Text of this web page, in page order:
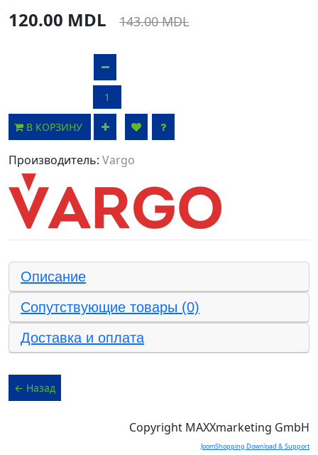
120.00 MDL 143.00 MDL
В КОРЗИНУ
Производитель: Vargo
Описание
Сопутствующие товары (0)
Доставка и оплата
Copyright MAXXmarketing GmbH
JoomShopping Download & Support